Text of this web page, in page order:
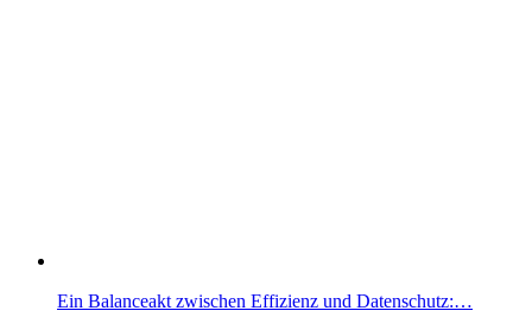
Ein Balanceakt zwischen Effizienz und Datenschutz:…